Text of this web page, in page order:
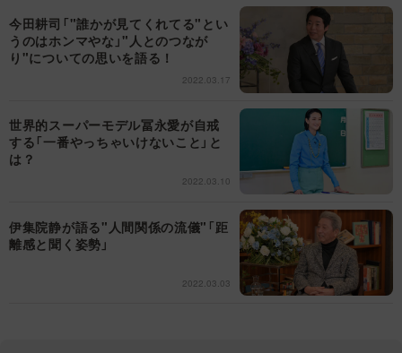
今田耕司「"誰かが見てくれてる"とい
うのはホンマやな」"人とのつなが
り"についての思いを語る！
2022.03.17
世界的スーパーモデル冨永愛が自戒
する「一番やっちゃいけないこと」と
は？
2022.03.10
伊集院静が語る"人間関係の流儀"「距
離感と聞く姿勢」
2022.03.03